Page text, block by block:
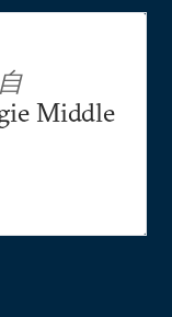
Middle